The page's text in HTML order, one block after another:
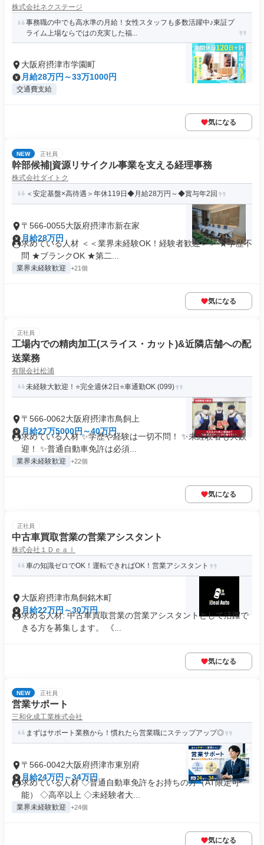
株式会社ネクステージ
事務職の中でも高水準の月給！女性スタッフも多数活躍中♪東証プ
ライム上場ならではの充実した福...
大阪府摂津市学園町
月給28万円～33万1000円
交通費支給
気になる
NEW 正社員
幹部候補|資源リサイクル事業を支える経理事務
株式会社ダイトク
＜安定基盤×高待遇＞年休119日◆月給28万円～◆賞与年2回
〒566-0055大阪府摂津市新在家
月給28万円
求めている人材 ＜＜業界未経験OK！経験者歓迎＞＞ ★学歴不
問 ★ブランクOK ★第二...
業界未経験歓迎 +21個
気になる
正社員
工場内での精肉加工(スライス・カット)&近隣店舗への配
送業務
有限会社松浦
未経験大歓迎！⭐完全週休2日⭐車通勤OK (099)
〒566-0062大阪府摂津市鳥飼上
月給27万5000円～40万円
求めている人材 ✨学歴や経験は一切不問！ ✨未経験者も大歓
迎！ ✨普通自動車免許は必須...
業界未経験歓迎 +22個
気になる
正社員
中古車買取営業の営業アシスタント
株式会社１Ｄｅａｌ
車の知識ゼロでOK！運転できればOK！営業アシスタント
大阪府摂津市鳥飼銘木町
月給22万円～30万円
求める人材: 中古車買取営業の営業アシスタントとして活躍で
きる方を募集します。 《...
気になる
NEW 正社員
営業サポート
三和化成工業株式会社
まずはサポート業務から！慣れたら営業職にステップアップ◎
〒566-0042大阪府摂津市東別府
月給24万円～34万円
求めている人材 ◇普通自動車免許をお持ちの方（AT限定可
能） ◇高卒以上 ◇未経験者大...
業界未経験歓迎 +24個
気になる